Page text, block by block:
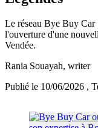
Le réseau Bye Buy Car
l'ouverture d'une
Vendée.
Rania Souayah, writer
Publié le 10/06/2026 ,